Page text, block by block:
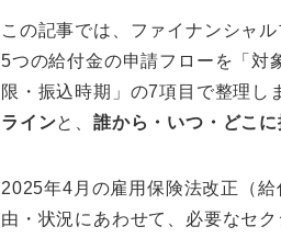
この記事では、ファイナンシャ
5つの給付金の申請フローを「対
限・振込時期」の7項目で整理し
ラインと、誰から・いつ・どこ
2025年4月の雇用保険法改正（
由・状況にあわせて、必要なセ